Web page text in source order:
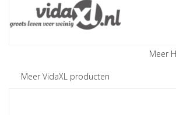
Meer VidaXL producten
Meer